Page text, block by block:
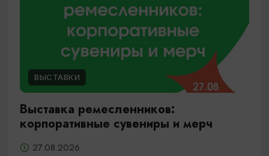
ВЫСТАВКИ
Выставка ремесленников:
корпоративные сувениры и мерч
27.08.2026